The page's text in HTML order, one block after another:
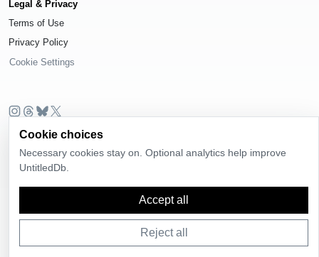
Legal & Privacy
Terms of Use
Privacy Policy
Cookie Settings
© 2026UntitledDb. All rights reserved.
Time-zone boundary data derived fromTimezone Boundary Builderand
OpenStreetMap contributors
Cookie choices
Necessary cookies stay on. Optional analytics help improve
UntitledDb.
Accept all
Reject all